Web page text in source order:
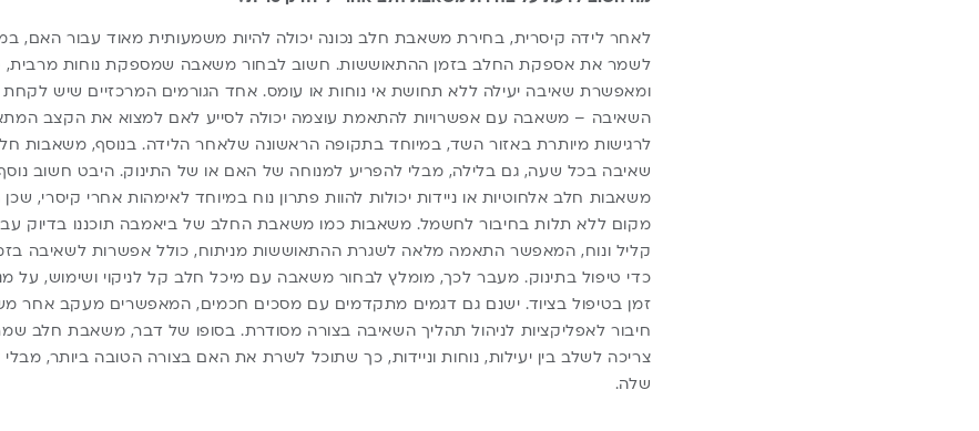
לאחר לידה קיסרית, בחירת משאבת חלב נכונה יכולה להיות משמעותית מאוד עבור האם,
לשמר את אספקת החלב בזמן ההתאוששות. חשוב לבחור משאבה שמספקת נוחות מרבית,
ומאפשרת שאיבה יעילה ללא תחושת אי נוחות או עומס. אחד הגורמים המרכזיים שיש
השאיבה – משאבה עם אפשרויות להתאמת עוצמה יכולה לסייע לאם למצוא את הקצב
לרגישות מיותרת באזור השד, במיוחד בתקופה הראשונה שלאחר הלידה. בנוסף, משאבות
שאיבה בכל שעה, גם בלילה, מבלי להפריע למנוחה של האם או של התינוק. היבט חשוב
משאבות חלב אלחוטיות או ניידות יכולות להוות פתרון נוח במיוחד לאימהות אחרי קיסרי,
מקום ללא תלות בחיבור לחשמל. משאבות כמו משאבת החלב של ביאמבה תוכננו בדיוק
קליל ונוח, המאפשר התאמה מלאה לשגרת ההתאוששות מניתוח, כולל אפשרות לשאיבה
כדי טיפול בתינוק. מעבר לכך, מומלץ לבחור משאבה עם מיכל חלב קל לניקוי ושימוש, על
זמן בטיפול בציוד. ישנם גם דגמים מתקדמים עם מסכים חכמים, המאפשרים מעקב אחר
חיבור לאפליקציות לניהול תהליך השאיבה בצורה מסודרת. בסופו של דבר, משאבת חלב
צריכה לשלב בין יעילות, נוחות וניידות, כך שתוכל לשרת את האם בצורה הטובה ביותר,
שלה.